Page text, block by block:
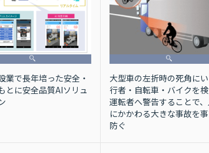
業で長年培った安全・
とに安全品質AIソリュ
大型車の左折時の死角に
行者・自転車・バイクを
運転者へ警告することで
にかかわる大きな事故を
防ぐ